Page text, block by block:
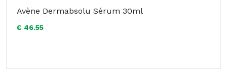
Avène Dermabsolu Sérum 30ml
€ 46.55